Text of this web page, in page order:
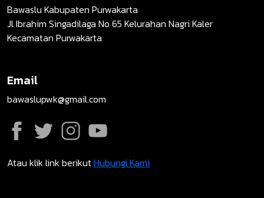
Bawaslu Kabupaten Purwakarta
Jl Ibrahim Singadilaga No 65 Kelurahan Nagri Kaler
Kecamatan Purwakarta
Email
bawaslupwk@gmail.com
Atau klik link berikutHubungi Kami